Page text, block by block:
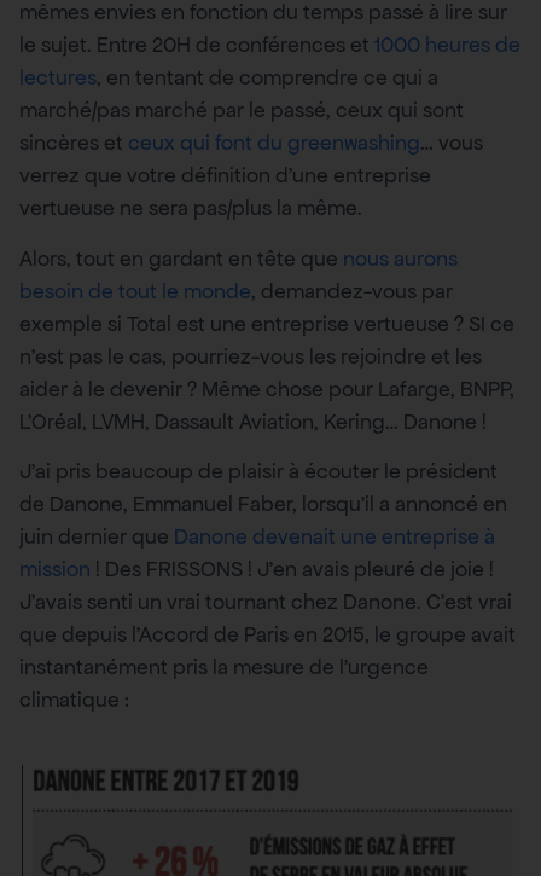
mêmes envies en fonction du temps passé à lire sur
le sujet. Entre 20H de conférences et 1000 heures de
lectures, en tentant de comprendre ce qui a
marché/pas marché par le passé, ceux qui sont
sincères et ceux qui font du greenwashing… vous
verrez que votre définition d’une entreprise
vertueuse ne sera pas/plus la même.
Alors, tout en gardant en tête que nous aurons
besoin de tout le monde, demandez-vous par
exemple si Total est une entreprise vertueuse ? SI ce
n’est pas le cas, pourriez-vous les rejoindre et les
aider à le devenir ? Même chose pour Lafarge, BNPP,
L’Oréal, LVMH, Dassault Aviation, Kering… Danone !
J’ai pris beaucoup de plaisir à écouter le président
de Danone, Emmanuel Faber, lorsqu’il a annoncé en
juin dernier que Danone devenait une entreprise à
mission ! Des FRISSONS ! J’en avais pleuré de joie !
J’avais senti un vrai tournant chez Danone. C’est vrai
que depuis l’Accord de Paris en 2015, le groupe avait
instantanément pris la mesure de l’urgence
climatique :